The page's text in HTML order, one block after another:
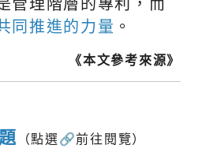
管理階層的專利，而
同推進的力量 。
《本文參考來源》
（點選🔗前往閱覽）